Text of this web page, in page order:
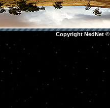
Copyright NedNet